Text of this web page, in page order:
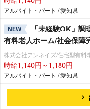
アルバイト・パート / 愛知県
NEW
「未経験OK」
有料老人ホーム/社会保障
株式会社アンネイズ/住宅型有料
時給1,140円～1,180円
アルバイト・パート / 愛知県